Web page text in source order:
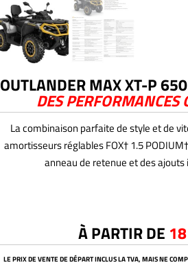
OUTLANDER MAX XT-P
DES PERFORMANCES
La combinaison parfaite de style et de
amortisseurs réglables FOX† 1.5
anneau de retenue et des ajouts
À PARTIR DE
LE PRIX DE VENTE DE DÉPART INCLUS LA TVA, MAIS NE